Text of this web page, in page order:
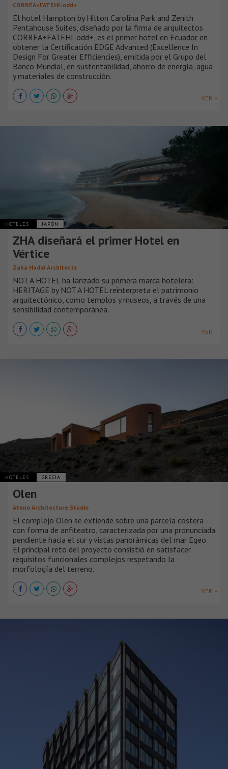
CORREA+FATEHI-odd+
El hotel Hampton by Hilton Carolina Park and Zenith
Pentahouse Suites, diseñado por la firma de arquitectos
CORREA+FATEHI-odd+, es el primer hotel en Ecuador en
obtener la Certificación EDGE Advanced (Excellence In
Design For Greater Efficiencies), emitida por el Grupo del
Banco Mundial, en sustentabilidad, ahorro de energía, agua
y materiales de construcción.
VER +
HOTELES JAPÓN
ZHA diseñará el primer Hotel en
Vértice
Zaha Hadid Architects
NOT A HOTEL ha lanzado su primera marca hotelera:
HERITAGE by NOT A HOTEL reinterpreta el patrimonio
arquitectónico, como templos y museos, a través de una
sensibilidad contemporánea.
VER +
HOTELES GRECIA
Olen
Ateno Architecture Studio
El complejo Olen se extiende sobre una parcela costera
con forma de anfiteatro, caracterizada por una pronunciada
pendiente hacia el sur y vistas panorámicas del mar Egeo.
El principal reto del proyecto consistió en satisfacer
requisitos funcionales complejos respetando la
morfología del terreno.
VER +